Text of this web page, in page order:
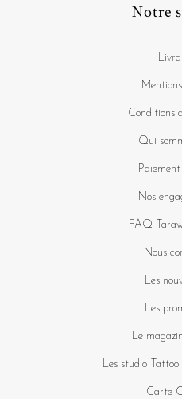
Notre
Conditions
Qui
Nos
FAQ
Nous
Les
Les
Le
Les studio
Carte